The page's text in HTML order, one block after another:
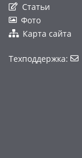
Статьи
Фото
Карта сайта
Техподдержка: